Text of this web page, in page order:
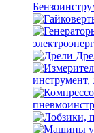
инструмент,